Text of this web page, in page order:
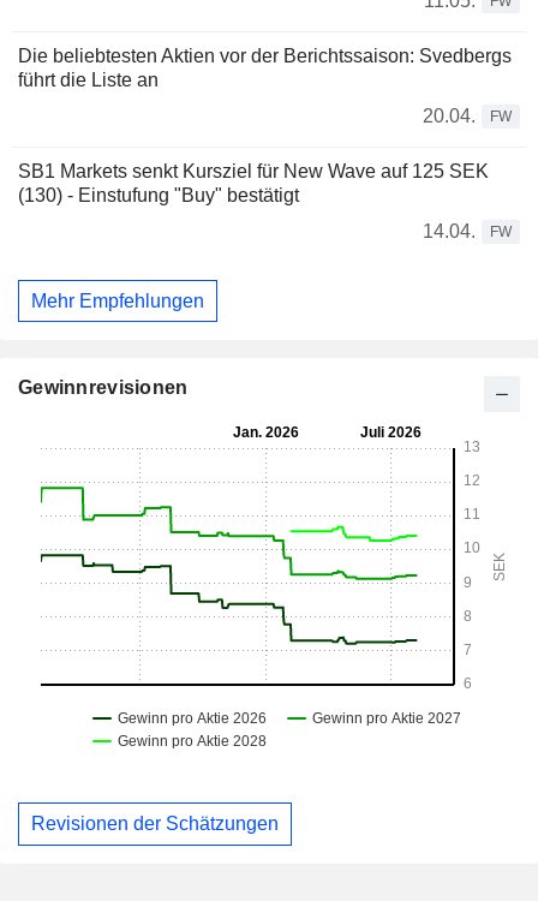
Die beliebtesten Aktien vor der Berichtssaison: Svedbergs
führt die Liste an
20.04.
FW
SB1 Markets senkt Kursziel für New Wave auf 125 SEK
(130) - Einstufung "Buy" bestätigt
14.04.
FW
Mehr Empfehlungen
Gewinnrevisionen
Revisionen der Schätzungen